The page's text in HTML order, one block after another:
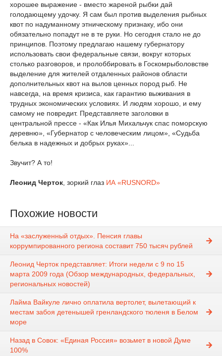
хорошее выражение - вместо жареной рыбки дай
голодающему удочку. Я сам был против выделения рыбных
квот по надуманному этническому признаку, ибо они
обязательно попадут не в те руки. Но сегодня стало не до
принципов. Поэтому предлагаю нашему губернатору
использовать свои федеральные связи, вокруг которых
столько разговоров, и пролоббировать в Госкомрыболовстве
выделение для жителей отдаленных районов области
дополнительных квот на вылов ценных пород рыб. Не
навсегда, на время кризиса, как гарантию выживания в
трудных экономических условиях. И людям хорошо, и ему
самому не повредит. Представляете заголовки в
центральной прессе - «Как Илья Михальчук спас поморскую
деревню», «Губернатор с человеческим лицом», «Судьба
белька в надежных и добрых руках»...
Звучит? А то!
Леонид Черток , зоркий глаз ИА «RUSNORD»
Похожие новости
На «заслуженный отдых». Пенсия главы
коррумпированного региона составит 750 тысяч рублей
Леонид Черток представляет: Итоги недели с 9 по 15
марта 2009 года (Обзор международных, федеральных,
региональных новостей)
Лайма Вайкуле лично оплатила вертолет, вылетающий к
местам забоя детенышей гренландского тюленя в Белом
море
Назад в Совок: «Единая Россия» возьмет в новой Думе
100%